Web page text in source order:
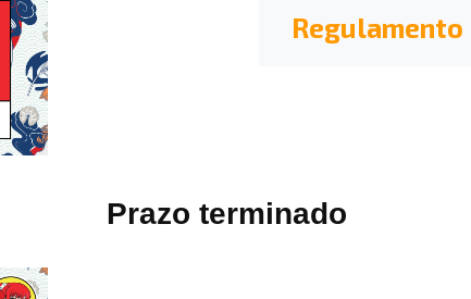
Regulamento
Prazo terminado